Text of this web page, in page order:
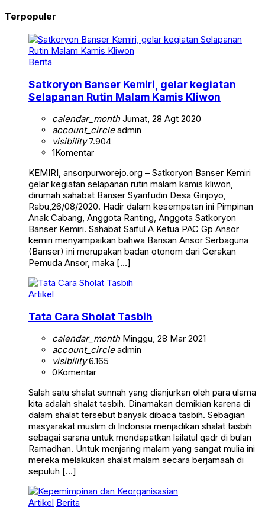
Terpopuler
Berita
Satkoryon Banser Kemiri, gelar kegiatan
Selapanan Rutin Malam Kamis Kliwon
calendar_monthJumat, 28 Agt 2020
account_circleadmin
visibility7.904
1Komentar
KEMIRI, ansorpurworejo.org – Satkoryon Banser Kemiri
gelar kegiatan selapanan rutin malam kamis kliwon,
dirumah sahabat Banser Syarifudin Desa Girijoyo,
Rabu,26/08/2020. Hadir dalam kesempatan ini Pimpinan
Anak Cabang, Anggota Ranting, Anggota Satkoryon
Banser Kemiri. Sahabat Saiful A Ketua PAC Gp Ansor
kemiri menyampaikan bahwa Barisan Ansor Serbaguna
(Banser) ini merupakan badan otonom dari Gerakan
Pemuda Ansor, maka […]
Artikel
Tata Cara Sholat Tasbih
calendar_monthMinggu, 28 Mar 2021
account_circleadmin
visibility6.165
0Komentar
Salah satu shalat sunnah yang dianjurkan oleh para ulama
kita adalah shalat tasbih. Dinamakan demikian karena di
dalam shalat tersebut banyak dibaca tasbih. Sebagian
masyarakat muslim di Indonsia menjadikan shalat tasbih
sebagai sarana untuk mendapatkan lailatul qadr di bulan
Ramadhan. Untuk menjaring malam yang sangat mulia ini
mereka melakukan shalat malam secara berjamaah di
sepuluh […]
Artikel Berita